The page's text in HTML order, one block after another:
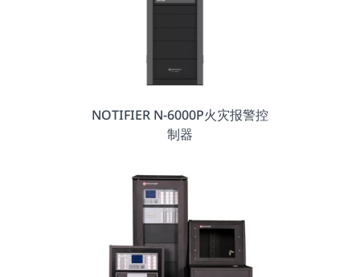
NOTIFIER N-6000P火灾报警控
制器